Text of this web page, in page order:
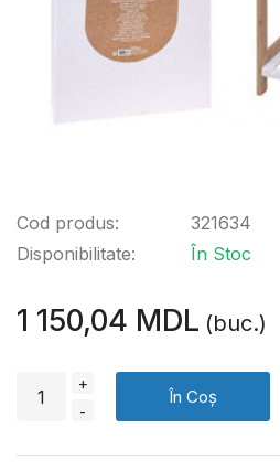
Cod produs:
Disponibilitate:
321634
În Stoc
1 150,04 MDL (buc.)
+
-
În Coș